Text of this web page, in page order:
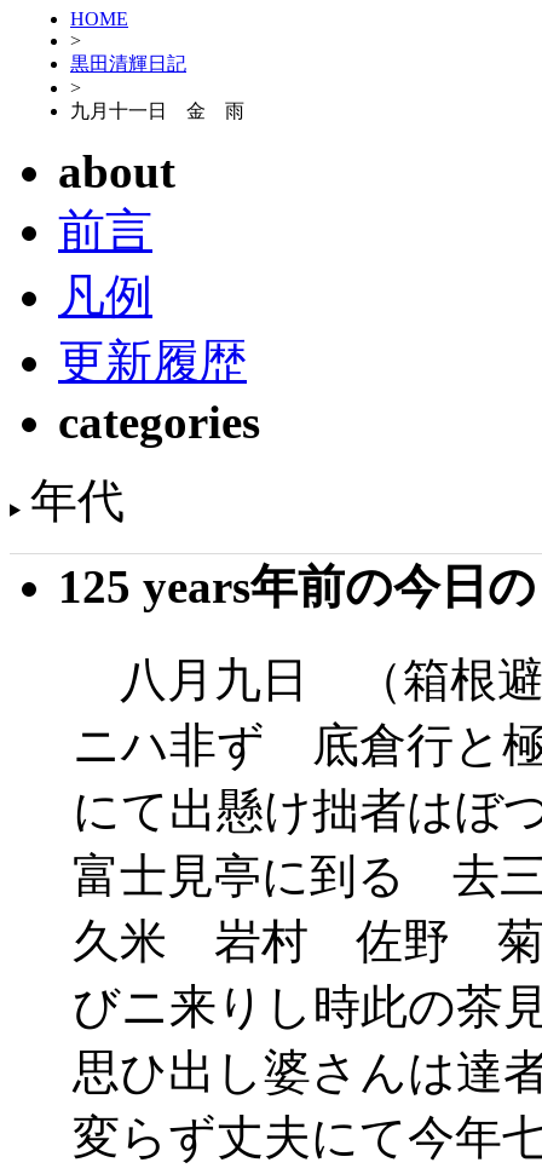
HOME
>
黒田清輝日記
>
九月十一日 金 雨
about
前言
凡例
更新履歴
categories
年代
125 years年前の今日
八月九日 （箱根
ニハ非ず 底倉行と
にて出懸け拙者はぼ
富士見亭に到る 去
久米 岩村 佐野 菊
びニ来りし時此の茶
思ひ出し婆さんは達
変らず丈夫にて今年